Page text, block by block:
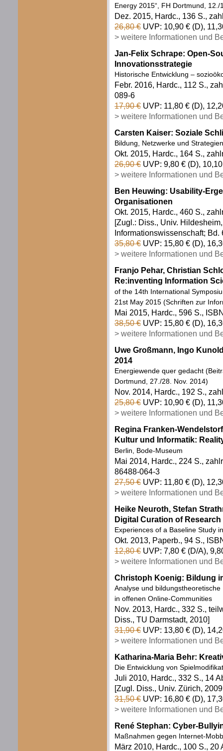
Energy 2015“, FH Dortmund, 12./
Dez. 2015, Hardc., 136 S.,
26,80 € UVP: 10,90 € (D),
> weitere Informationen und
Jan-Felix Schrape: Open-
Innovationsstrategie
Historische Entwicklung –
Febr. 2016, Hardc., 112 S.,
089-6
17,90 € UVP: 11,80 € (D),
> weitere Informationen und
Carsten Kaiser: Soziale
Bildung, Netzwerke und
Okt. 2015, Hardc., 164 S.,
26,90 € UVP: 9,80 € (D),
> weitere Informationen und
Ben Heuwing: Usability-
Organisationen
Okt. 2015, Hardc., 460 S.,
[Zugl.: Diss., Univ.
Informationswissenschaft; Bd.
35,80 € UVP: 15,80 € (D),
> weitere Informationen und
Franjo Pehar, Christian
Re:inventing Information
of the 14th International
21st May 2015 (Schriften zur
Mai 2015, Hardc., 596 S.,
38,50 € UVP: 15,80 € (D),
> weitere Informationen und
Uwe Großmann, Ingo
2014
Energiewende quer gedacht
Dortmund, 27./28. Nov. 2014)
Nov. 2014, Hardc., 192 S.,
25,80 € UVP: 10,90 € (D),
> weitere Informationen und
Regina Franken-
Kultur und Informatik:
Berlin, Bode-Museum
Mai 2014, Hardc., 224 S.,
86488-064-3
27,50 € UVP: 11,80 € (D),
> weitere Informationen und
Heike Neuroth, Stefan
Digital Curation of Research
Experiences of a Baseline Study
Okt. 2013, Paperb., 94 S.,
12,80 € UVP: 7,80 € (D/A),
> weitere Informationen und
Christoph Koenig: Bildung
Analyse und
in offenen Online-Communities
Nov. 2013, Hardc., 332 S.,
Diss., TU Darmstadt, 2010]
31,90 € UVP: 13,80 € (D),
> weitere Informationen und
Katharina-Maria Behr:
Die Entwicklung von
Juli 2010, Hardc., 332 S., 14
[Zugl. Diss., Univ. Zürich, 2009
31,50 € UVP: 16,80 € (D),
> weitere Informationen und
René Stephan: Cyber-
Maßnahmen gegen Internet-
März 2010, Hardc., 100 S.,